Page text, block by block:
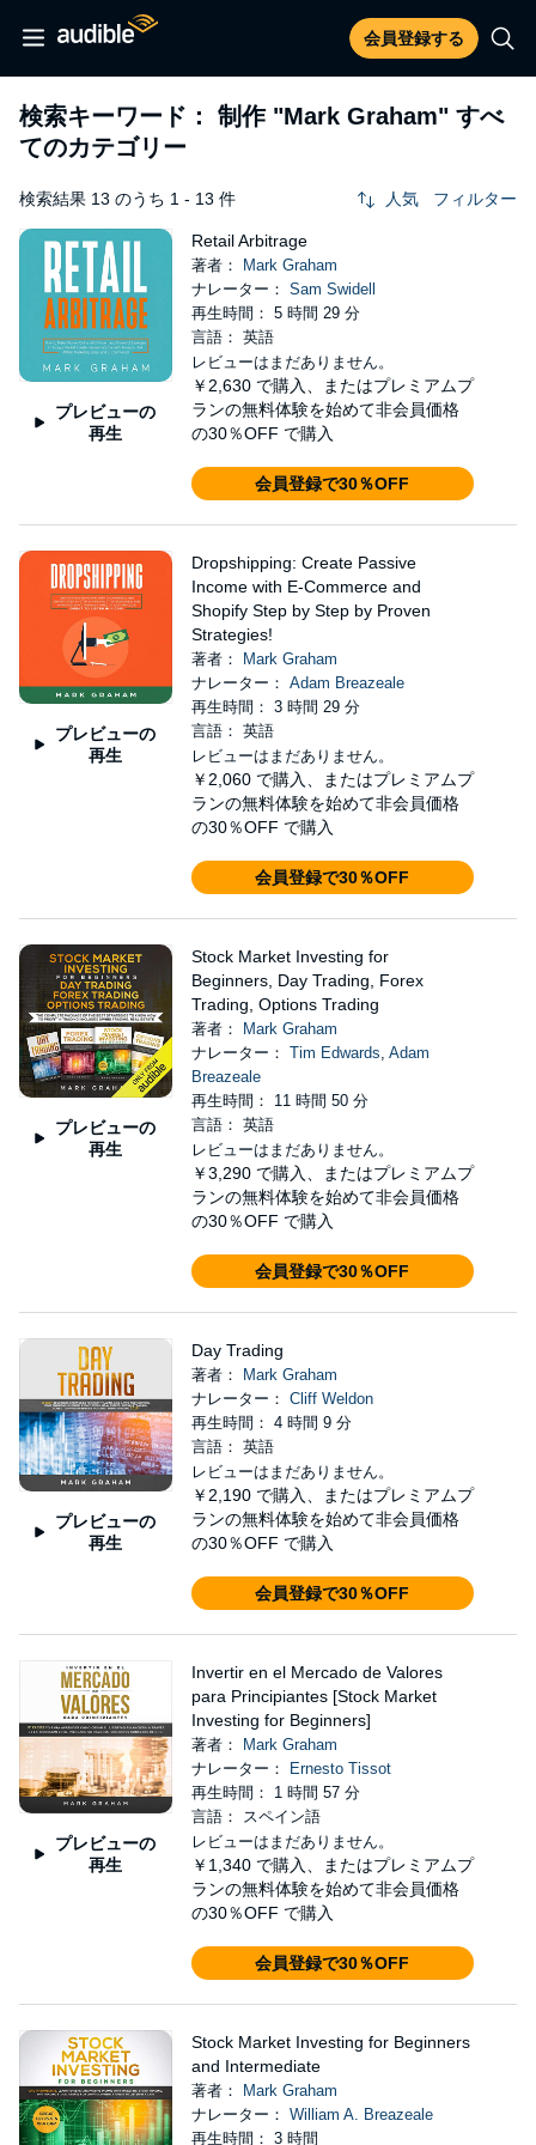
会員登録する
検索キーワード： 制作 "Mark Graham" すべ
てのカテゴリー
検索結果 13 のうち 1 - 13 件 人気 フィルター
プレビューの
再生
Retail Arbitrage
著者：
Mark Graham
ナレーター： Sam Swidell
再生時間： 5 時間 29 分
言語： 英語
レビューはまだありません。
￥2,630 で購入、またはプレミアムプ
ランの無料体験を始めて非会員価格
の30％OFF で購入
会員登録で30％OFF
プレビューの
再生
Dropshipping: Create Passive
Income with E-Commerce and
Shopify Step by Step by Proven
Strategies!
著者：
Mark Graham
ナレーター： Adam Breazeale
再生時間： 3 時間 29 分
言語： 英語
レビューはまだありません。
￥2,060 で購入、またはプレミアムプ
ランの無料体験を始めて非会員価格
の30％OFF で購入
会員登録で30％OFF
プレビューの
再生
Stock Market Investing for
Beginners, Day Trading, Forex
Trading, Options Trading
著者：
Mark Graham
ナレーター： Tim Edwards, Adam
Breazeale
再生時間： 11 時間 50 分
言語： 英語
レビューはまだありません。
￥3,290 で購入、またはプレミアムプ
ランの無料体験を始めて非会員価格
の30％OFF で購入
会員登録で30％OFF
プレビューの
再生
Day Trading
著者：
Mark Graham
ナレーター： Cliff Weldon
再生時間： 4 時間 9 分
言語： 英語
レビューはまだありません。
￥2,190 で購入、またはプレミアムプ
ランの無料体験を始めて非会員価格
の30％OFF で購入
会員登録で30％OFF
プレビューの
再生
Invertir en el Mercado de Valores
para Principiantes [Stock Market
Investing for Beginners]
著者：
Mark Graham
ナレーター：
Ernesto Tissot
再生時間： 1 時間 57 分
言語： スペイン語
レビューはまだありません。
￥1,340 で購入、またはプレミアムプ
ランの無料体験を始めて非会員価格
の30％OFF で購入
会員登録で30％OFF
Stock Market Investing for Beginners
and Intermediate
著者：
Mark Graham
ナレーター： William A. Breazeale
再生時間： 3 時間